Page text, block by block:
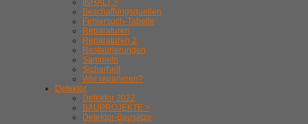
INHALT >
Beschaffungsquellen
Fehlersuch-Tabelle
Reparaturen
Reparaturen 2
Restaurierungen
Sammeln
Sicherheit
Wie reparieren?
Detektor
Detektor 2022
BAUPROJEKTE >
Detektor-Bausätze